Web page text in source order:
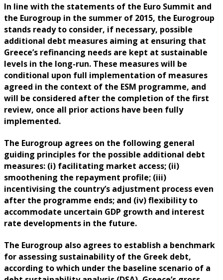
In line with the statements of the Euro Summit and
the Eurogroup in the summer of 2015, the Eurogroup
stands ready to consider, if necessary, possible
additional debt measures aiming at ensuring that
Greece’s refinancing needs are kept at sustainable
levels in the long-run. These measures will be
conditional upon full implementation of measures
agreed in the context of the ESM programme, and
will be considered after the completion of the first
review, once all prior actions have been fully
implemented.
The Eurogroup agrees on the following general
guiding principles for the possible additional debt
measures: (i) facilitating market access; (ii)
smoothening the repayment profile; (iii)
incentivising the country’s adjustment process even
after the programme ends; and (iv) flexibility to
accommodate uncertain GDP growth and interest
rate developments in the future.
The Eurogroup also agrees to establish a benchmark
for assessing sustainability of the Greek debt,
according to which under the baseline scenario of a